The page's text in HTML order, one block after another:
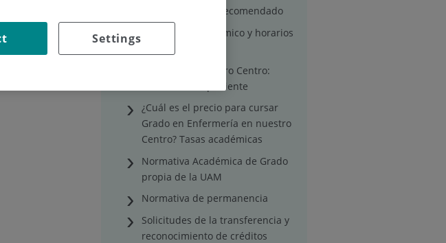
Perfil de ingreso recomendado
Calendario Académico y horarios
Traslado desde otro Centro:
traslado de expediente
¿Cuál es el precio para cursar
Grado en Enfermería en nuestro
Centro? Tasas académicas
Normativa Académica de Grado
propia de la UAM
Normativa de permanencia
Solicitudes de la transferencia y
reconocimiento de créditos
Settings